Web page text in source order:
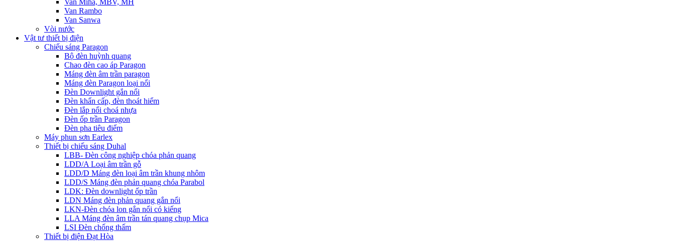
Van Rambo
Van Sanwa
Vòi nước
Vật tư thiết bị điện
Chiếu sáng Paragon
Bộ đèn huỳnh quang
Chao đèn cao áp Paragon
Máng đèn âm trần paragon
Máng đèn Paragon loại nổi
Đèn Downlight gắn nổi
Đèn khẩn cấp, đèn thoát hiểm
Đèn lắp nổi choá nhựa
Đèn ốp trần Paragon
Đèn pha tiêu điểm
Máy phun sơn Earlex
Thiết bị chiếu sáng Duhal
LBB- Đèn công nghiệp chóa phản quang
LDD/A Loại âm trần gỗ
LDD/D Máng đèn loại âm trần khung nhôm
LDD/S Máng đèn phản quang chóa Parabol
LDK: Đèn downlight ốp trần
LDN Máng đèn phản quang gắn nổi
LKN-Đèn chóa lon gắn nổi có kiếng
LLA Máng đèn âm trần tán quang chụp Mica
LSI Đèn chống thấm
Thiết bị điện Đạt Hòa